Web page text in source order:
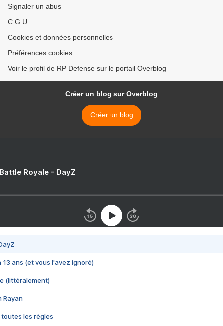
Signaler un abus
C.G.U.
Cookies et données personnelles
Préférences cookies
Voir le profil de RP Defense sur le portail Overblog
Créer un blog sur Overblog
Créer un blog
Royale - DayZ
13 ans (et vous l'avez ignoré)
(littéralement)
Rayan
toutes les règles